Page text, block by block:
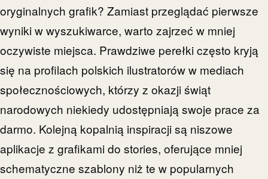
oryginalnych grafik? Zamiast przeglądać pierwsze
wyniki w wyszukiwarce, warto zajrzeć w mniej
oczywiste miejsca. Prawdziwe perełki często kryją
się na profilach polskich ilustratorów w mediach
społecznościowych, którzy z okazji świąt
narodowych niekiedy udostępniają swoje prace za
darmo. Kolejną kopalnią inspiracji są niszowe
aplikacje z grafikami do stories, oferujące mniej
schematyczne szablony niż te w popularnych